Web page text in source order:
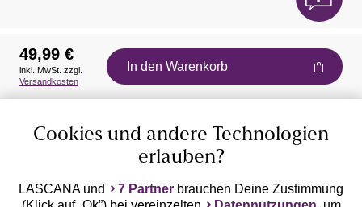
Auszeichnungen
49,99 €
inkl. MwSt. zzgl.
Versandkosten
In den Warenkorb
Cookies und andere Technologien
erlauben?
LASCANA und 7 Partner brauchen Deine Zustimmung